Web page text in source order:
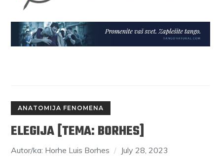
ANATOMIJA FENOMENA
ELEGIJA [TEMA: BORHES]
Autor/ka: Horhe Luis Borhes July 28, 2023